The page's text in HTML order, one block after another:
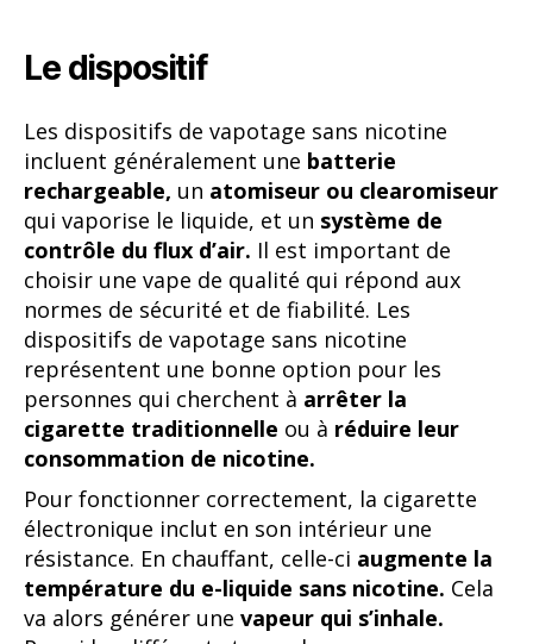
Le dispositif
Les dispositifs de vapotage sans nicotine
incluent généralement une batterie
rechargeable, un atomiseur ou clearomiseur
qui vaporise le liquide, et un système de
contrôle du flux d’air. Il est important de
choisir une vape de qualité qui répond aux
normes de sécurité et de fiabilité. Les
dispositifs de vapotage sans nicotine
représentent une bonne option pour les
personnes qui cherchent à arrêter la
cigarette traditionnelle ou à réduire leur
consommation de nicotine.
Pour fonctionner correctement, la cigarette
électronique inclut en son intérieur une
résistance. En chauffant, celle-ci augmente la
température du e-liquide sans nicotine. Cela
va alors générer une vapeur qui s’inhale.